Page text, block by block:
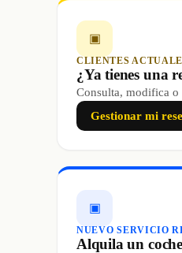
▣
CLIENTES
¿Ya tienes una
Consulta, modifica o
Gestionar mi
▣
NUEVO SERVICIO
Alquila un